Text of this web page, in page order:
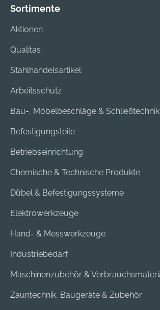
Sortimente
Aktionen
Qualitas
Stahlhandelsartikel
Arbeitsschutz
Bau-, Möbelbeschläge & Schließtechnik
Befestigungsteile
Betriebseinrichtung
Chemische & Technische Produkte
Dübel & Befestigungssysteme
Elektrowerkzeuge
Hand- & Messwerkzeuge
Industriebedarf
Maschinenzubehör &
Zauntechnik, Baugeräte & Zubehör